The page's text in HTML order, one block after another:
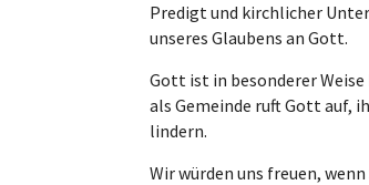
Predigt und kirchlicher
unseres Glaubens an Gott.
Gott ist in besonderer
als Gemeinde ruft Gott auf,
lindern.
Wir würden uns freuen,